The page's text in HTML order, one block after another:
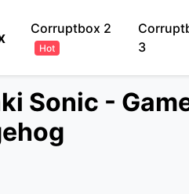
Corruptbox 2
Hot
3
Sonic -